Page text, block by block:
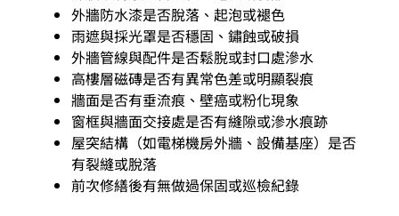
外牆防水漆是否脫落、起泡或褪色
雨遮與採光罩是否穩固、鏽蝕或破損
外牆管線與配件是否鬆脫或封口處滲水
高樓層磁磚是否有異常色差或明顯裂痕
牆面是否有垂流痕、壁癌或粉化現象
窗框與牆面交接處是否有縫隙或滲水痕跡
屋突結構（如電梯機房外牆、設備基座）是否
有裂縫或脫落
前次修繕後有無做過保固或巡檢紀錄